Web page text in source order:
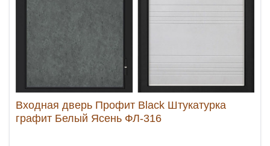
Входная дверь Профит Black Штукатурка
графит Белый Ясень ФЛ-316